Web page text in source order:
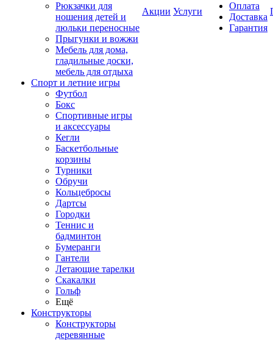
Рюкзачки для
ношения детей и
люльки переносные
Прыгунки и вожжи
Мебель для дома,
гладильные доски,
мебель для отдыха
Спорт и летние игры
Футбол
Бокс
Спортивные игры
и аксессуары
Кегли
Баскетбольные
корзины
Турники
Обручи
Кольцебросы
Дартсы
Городки
Теннис и
бадминтон
Бумеранги
Гантели
Летающие тарелки
Скакалки
Гольф
Ещё
Конструкторы
Конструкторы
деревянные
Акции Услуги
Оплата
Доставка
Гарантия